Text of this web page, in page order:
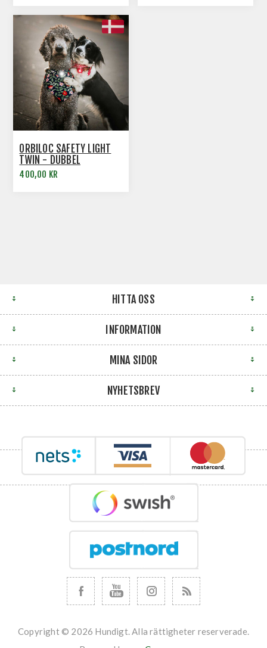
ORBILOC SAFETY LIGHT
TWIN - DUBBEL
HUNDLAMPA
400,00 KR
HITTA OSS
INFORMATION
MINA SIDOR
NYHETSBREV
Copyright © 2026 Hundigt. Alla rättigheter reserverade.